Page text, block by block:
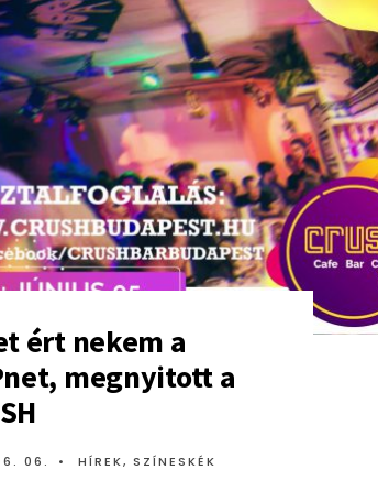
ért nekem a
megnyitott a
06. • HÍREK,SZÍNESKÉK